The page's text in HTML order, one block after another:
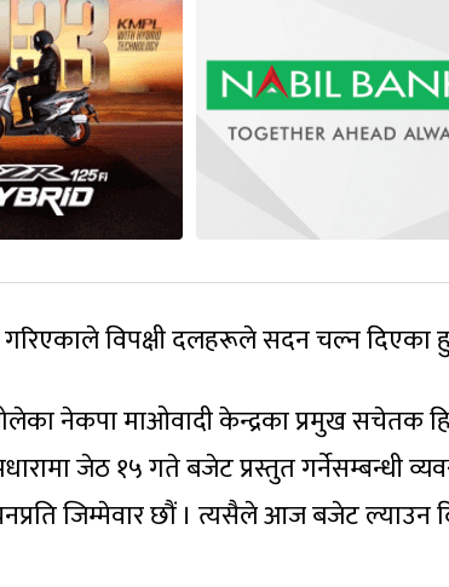
विपक्षी दलहरूले सदन चल्न दिएका
नेकपा माओवादी केन्द्रका प्रमुख सचेतक
जेठ १५ गते बजेट प्रस्तुत गर्नेसम्बन्धी
जिम्मेवार छौं । त्यसैले आज बजेट ल्याउन